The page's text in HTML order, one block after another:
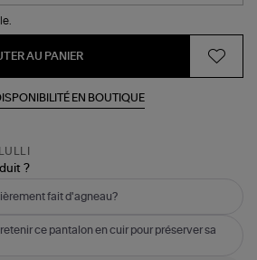
AU PANIER
EN BOUTIQUE
?
fait d'agneau?
ce pantalon en cuir pour préserver sa